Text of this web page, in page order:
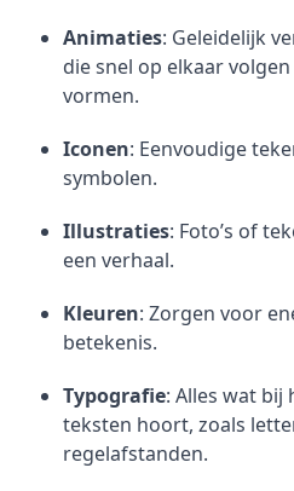
Animaties: Geleidelijk
die snel op elkaar
vormen.
Iconen: Eenvoudige
symbolen.
Illustraties: Foto’s of
een verhaal.
Kleuren: Zorgen voor
betekenis.
Typografie: Alles wat bij
teksten hoort, zoals
regelafstanden.